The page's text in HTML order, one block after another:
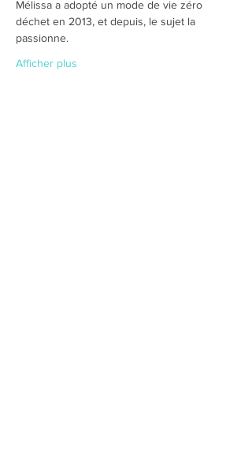
Mélissa a adopté un mode de vie zéro
déchet en 2013, et depuis, le sujet la
passionne.
Afficher plus